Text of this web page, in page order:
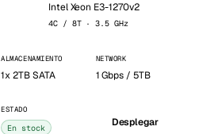
Intel Xeon E3-1270v2
4C / 8T · 3.5 GHz
ALMACENAMIENTO
1x 2TB SATA
NETWORK
1 Gbps / 5TB
ESTADO
En stock Desplegar